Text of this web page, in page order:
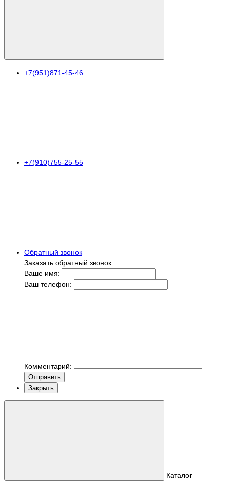
+7(951)871-45-46
+7(910)755-25-55
Обратный звонок
Заказать обратный звонок
Ваше имя:
Ваш телефон:
Комментарий:
Отправить
Закрыть
Каталог